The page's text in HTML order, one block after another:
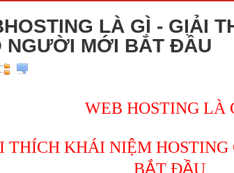
LÀ GÌ - GIẢI
NGƯỜI MỚI BẮT ĐẦU
WEB HOSTING LÀ
THÍCH KHÁI NIỆM HOSTING
BẮT ĐẦU